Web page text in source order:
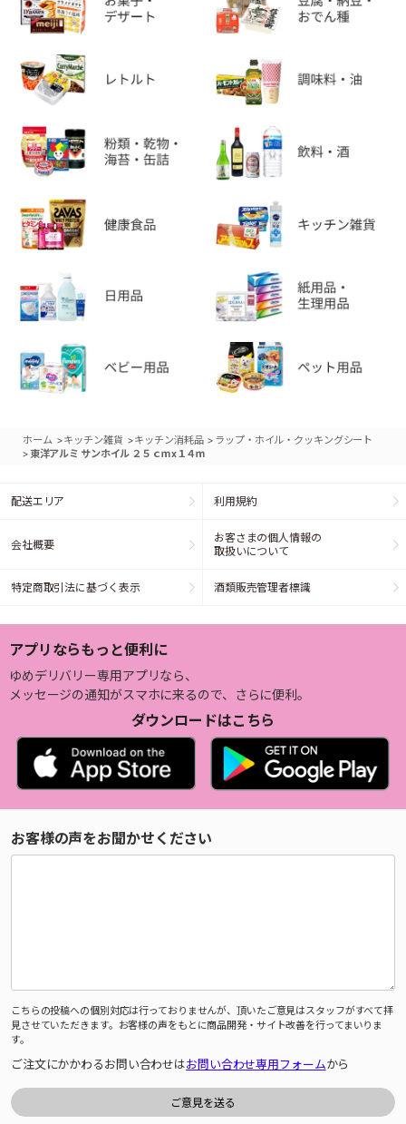
ホーム >キッチン雑貨 >キッチン消耗品 > ラップ・ホイル・クッキングシート
>東洋アルミ サンホイル ２５ｃｍx１４ｍ
配送エリア 利用規約
会社概要
お客さまの個人情報の
取扱いについて
特定商取引法に基づく表示 酒類販売管理者標識
アプリならもっと便利に
ゆめデリバリー専用アプリなら、
メッセージの通知がスマホに来るので、さらに便利。
ダウンロードはこちら
お客様の声をお聞かせください
こちらの投稿への個別対応は行っておりませんが、頂いたご意見はスタッフがすべて拝
見させていただきます。お客様の声をもとに商品開発・サイト改善を行ってまいりま
す。
ご注文にかかわるお問い合わせはお問い合わせ専用フォームから